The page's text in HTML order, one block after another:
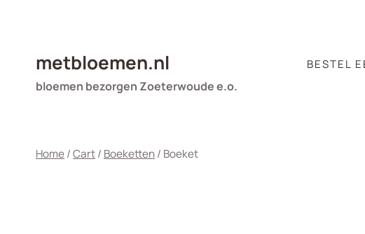
metbloemen.nl
bloemen bezorgen Zoeterwoude e.o.
BESTEL
Home/Cart/ Boeketten/ Boeket